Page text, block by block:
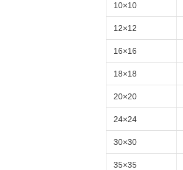
10×10
12×12
16×16
18×18
20×20
24×24
30×30
35×35